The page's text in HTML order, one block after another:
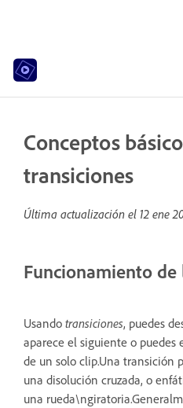
Conceptos
transiciones
Última actualización el 12 ene
Funcionamiento de
Usando transiciones, puedes
aparece el siguiente o
de un solo clip.Una transición
una disolución cruzada, o
una